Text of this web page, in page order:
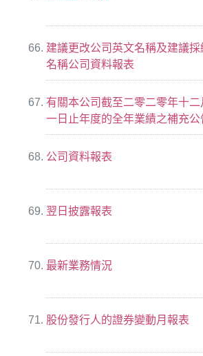
建議更改公司英文名稱及建議採
名稱公司資料報表
有關本公司截至二零二零年十二
一日止年度的全年業績之補充公
公司資料報表
翌日披露報表
最新業務情況
股份發行人的證券變動月報表